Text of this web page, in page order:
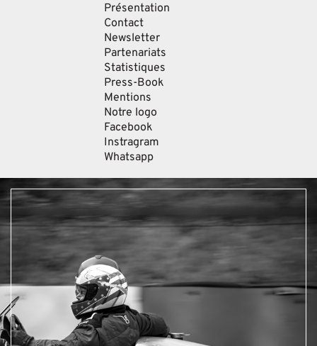
Présentation
Contact
Newsletter
Partenariats
Statistiques
Press-Book
Mentions
Notre logo
Facebook
Instragram
Whatsapp